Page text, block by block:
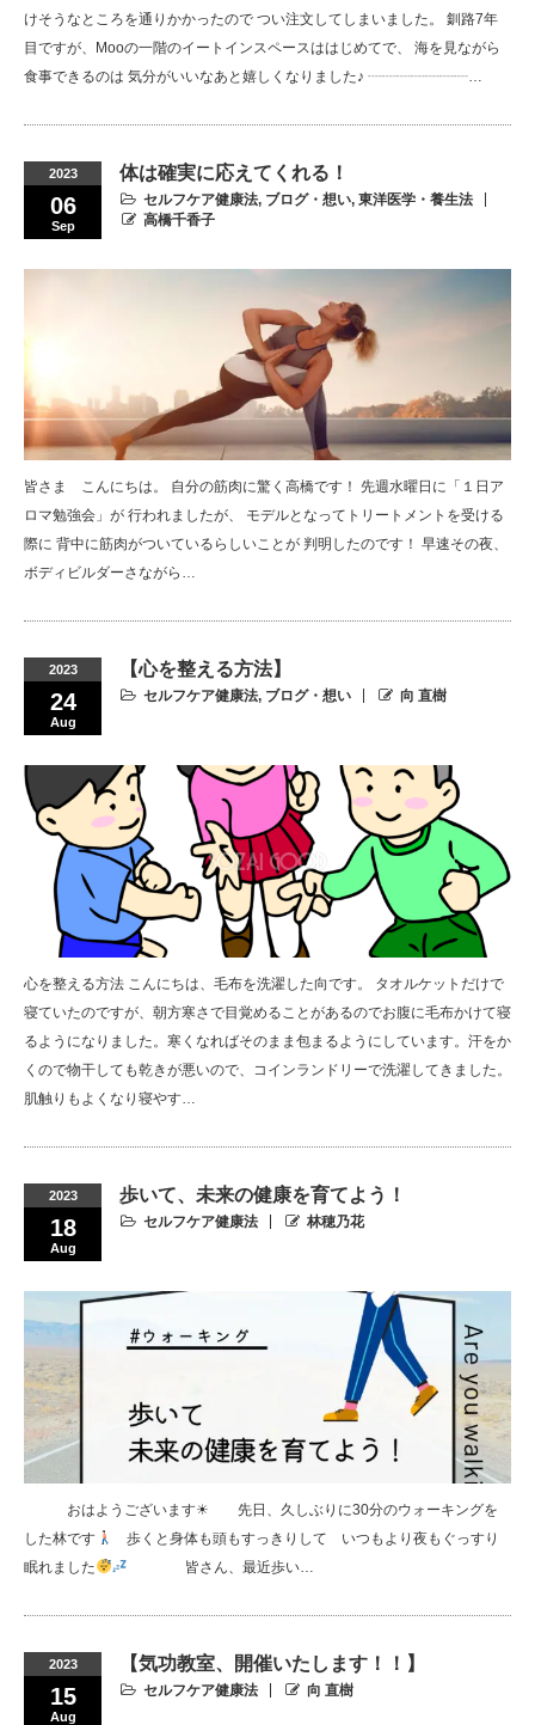
けそうなところを通りかかったので つい注文してしまいました。 釧路7年
目ですが、Mooの一階のイートインスペースははじめてで、 海を見ながら
食事できるのは 気分がいいなあと嬉しくなりました♪ ┈┈┈┈┈┈┈…
2023
06
Sep
体は確実に応えてくれる！
セルフケア健康法, ブログ・想い, 東洋医学・養生法
高橋千香子
皆さま こんにちは。 自分の筋肉に驚く高橋です！ 先週水曜日に「１日ア
ロマ勉強会」が 行われましたが、 モデルとなってトリートメントを受ける
際に 背中に筋肉がついているらしいことが 判明したのです！ 早速その夜、
ボディビルダーさながら…
2023
24
Aug
【心を整える方法】
セルフケア健康法, ブログ・想い 向 直樹
心を整える方法 こんにちは、毛布を洗濯した向です。 タオルケットだけで
寝ていたのですが、朝方寒さで目覚めることがあるのでお腹に毛布かけて寝
るようになりました。寒くなればそのまま包まるようにしています。汗をか
くので物干しても乾きが悪いので、コインランドリーで洗濯してきました。
肌触りもよくなり寝やす…
2023
18
Aug
歩いて、未来の健康を育てよう！
セルフケア健康法 林穂乃花
⠀ ⠀ ⠀ おはようございます☀︎︎⠀ ⠀ 先日、久しぶりに30分のウォーキングを
した林です
⠀ 歩くと身体も頭もすっきりして⠀ いつもより夜もぐっすり
眠れました
⠀ ⠀ ⠀ ⠀ 皆さん、最近歩い…
2023
15
Aug
【気功教室、開催いたします！！】
セルフケア健康法 向 直樹